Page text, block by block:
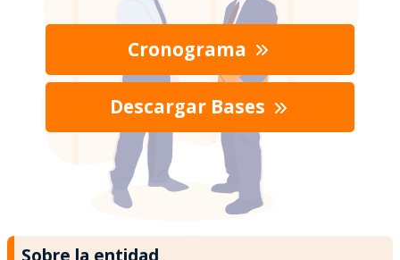
Cronograma
Descargar Bases
Sobre la entidad